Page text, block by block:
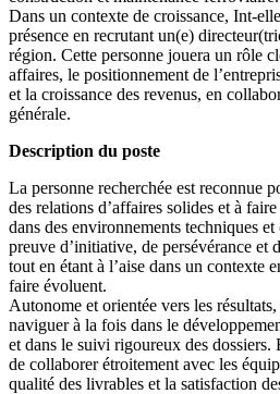
Dans un contexte de croissance, Int-
présence en recrutant un(e)
région. Cette personne jouera un rôle
affaires, le positionnement de
et la croissance des revenus, en
générale.
Description du poste
La personne recherchée est reconnue
des relations d’affaires solides et à
dans des environnements techniques
preuve d’initiative, de persévérance et
tout en étant à l’aise dans un contexte
faire évoluent.
Autonome et orientée vers les
naviguer à la fois dans le
et dans le suivi rigoureux des dossiers.
de collaborer étroitement avec les
qualité des livrables et la satisfaction